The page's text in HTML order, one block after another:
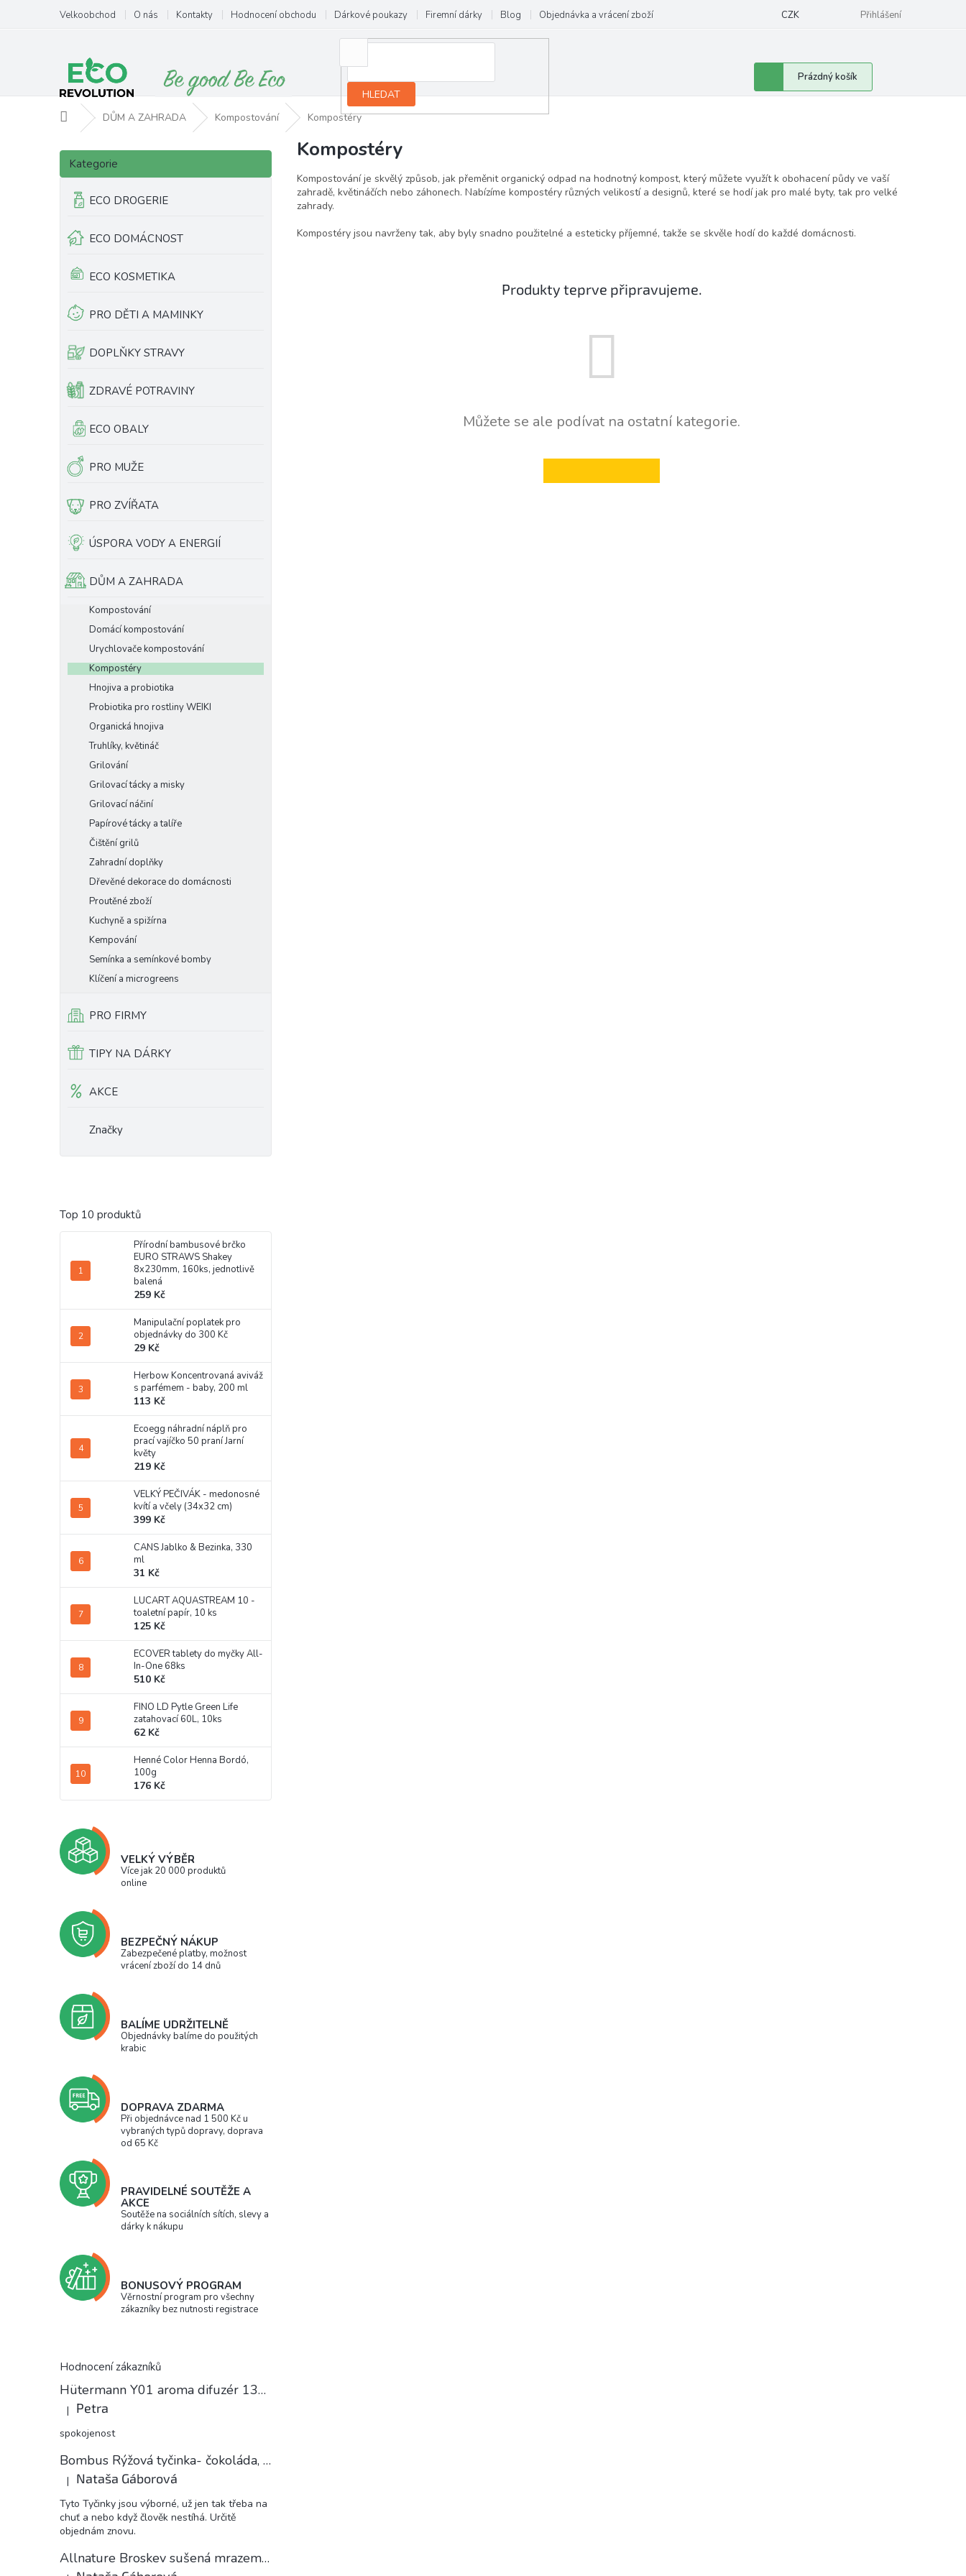
obsah
Velkoobchod O nás Kontakty Hodnocení obchodu Dárkové poukazy Firemní dárky Blog Objednávka a vrácení zboží CZK Přihlášení
HLEDAT
Nákupní
košík
Prázdný košík
Domů DŮM A ZAHRADA Kompostování Kompostéry
P
s
n
n
Přeskočit
kategorie
Kategorie
ECO DROGERIE
ECO DOMÁCNOST
ECO KOSMETIKA
PRO DĚTI A MAMINKY
DOPLŇKY STRAVY
ZDRAVÉ POTRAVINY
ECO OBALY
PRO MUŽE
PRO ZVÍŘATA
ÚSPORA VODY A ENERGIÍ
DŮM A ZAHRADA
Kompostování
Domácí kompostování
Urychlovače kompostování
Kompostéry
Hnojiva a probiotika
Probiotika pro rostliny WEIKI
Organická hnojiva
Truhlíky, květináč
Grilování
Grilovací tácky a misky
Grilovací náčiní
Papírové tácky a talíře
Čištění grilů
Zahradní doplňky
Dřevěné dekorace do domácnosti
Proutěné zboží
Kuchyně a spižírna
Kempování
Semínka a semínkové bomby
Klíčení a microgreens
PRO FIRMY
TIPY NA DÁRKY
AKCE
Značky
Top 10 produktů
Přírodní bambusové brčko
EURO STRAWS Shakey
8x230mm, 160ks, jednotlivě
balená
259 Kč
Manipulační poplatek pro
objednávky do 300 Kč
29 Kč
Herbow Koncentrovaná aviváž
s parfémem - baby, 200 ml
113 Kč
Ecoegg náhradní náplň pro
prací vajíčko 50 praní Jarní
květy
219 Kč
VELKÝ PEČIVÁK - medonosné
kvítí a včely (34x32 cm)
399 Kč
CANS Jablko & Bezinka, 330
ml
31 Kč
LUCART AQUASTREAM 10 -
toaletní papír, 10 ks
125 Kč
ECOVER tablety do myčky All-
In-One 68ks
510 Kč
FINO LD Pytle Green Life
zatahovací 60L, 10ks
62 Kč
Henné Color Henna Bordó,
100g
176 Kč
VELKÝ VÝBĚR
Více jak 20 000 produktů
online
BEZPEČNÝ NÁKUP
Zabezpečené platby, možnost
vrácení zboží do 14 dnů
BALÍME UDRŽITELNĚ
Objednávky balíme do použitých
krabic
DOPRAVA ZDARMA
Při objednávce nad 1 500 Kč u
vybraných typů dopravy, doprava
od 65 Kč
PRAVIDELNÉ SOUTĚŽE A
AKCE
Soutěže na sociálních sítích, slevy a
dárky k nákupu
BONUSOVÝ PROGRAM
Věrnostní program pro všechny
zákazníky bez nutnosti registrace
Hodnocení zákazníků
Hütermann Y01 aroma difuzér 130ml světlé dřevo - ultrazvukový, USB.
Hodnocení produktu je 5 z 5 hvězdiček.
| Petra
spokojenost
Bombus Rýžová tyčinka- čokoláda, 18 g
Hodnocení produktu je 5 z 5 hvězdiček.
| Nataša Gáborová
Tyto Tyčinky jsou výborné, už jen tak třeba na
chuť a nebo když člověk nestíhá. Určitě
objednám znovu.
Allnature Broskev sušená mrazem plátky, 15 g
Kompostéry
Kompostování je skvělý způsob, jak přeměnit organický odpad na hodnotný kompost, který můžete využít k obohacení půdy ve vaší
zahradě, květináčích nebo záhonech. Nabízíme kompostéry různých velikostí a designů, které se hodí jak pro malé byty, tak pro velké
zahrady.
Kompostéry jsou navrženy tak, aby byly snadno použitelné a esteticky příjemné, takže se skvěle hodí do každé domácnosti.
Produkty teprve připravujeme.
Můžete se ale podívat na ostatní kategorie.